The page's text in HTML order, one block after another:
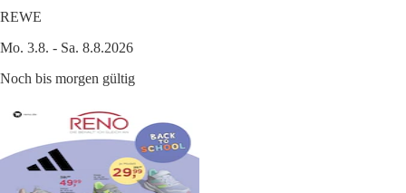
REWE
Mo. 3.8. - Sa. 8.8.2026
Noch bis morgen gültig